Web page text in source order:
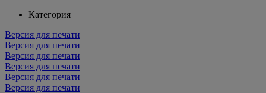
Категория
Версия для печати
Версия для печати
Версия для печати
Версия для печати
Версия для печати
Версия для печати